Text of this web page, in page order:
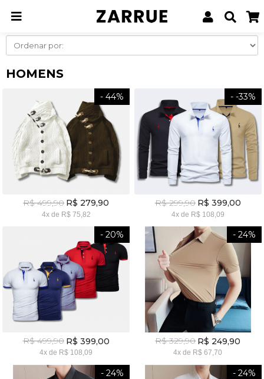
Página inicial Homens
HOMENS
- 44%
R$ 499,90 R$ 279,90
4xde R$ 75,82
- -33%
R$ 299,90 R$ 399,00
4xde R$ 108,09
- 20%
R$ 499,90 R$ 399,00
4x de R$ 108,09
- 24%
R$ 329,90 R$ 249,90
4x de R$ 67,70
- 24% - 24%